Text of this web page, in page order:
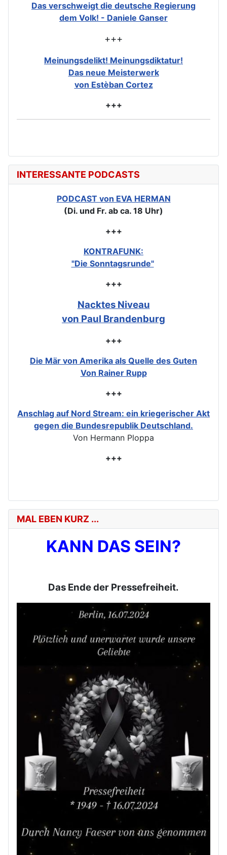
Das verschweigt die deutsche Regierung
dem Volk! - Daniele Ganser
+++
Meinungsdelikt! Meinungsdiktatur!
Das neue Meisterwerk
von Estèban Cortez
+++
INTERESSANTE PODCASTS
PODCAST von EVA HERMAN
(Di. und Fr. ab ca. 18 Uhr)
+++
KONTRAFUNK:
"Die Sonntagsrunde"
+++
Nacktes Niveau
von Paul Brandenburg
+++
Die Mär von Amerika als Quelle des Guten
Von Rainer Rupp
+++
Anschlag auf Nord Stream: ein kriegerischer Akt
gegen die Bundesrepublik Deutschland.
Von Hermann Ploppa
+++
MAL EBEN KURZ ...
KANN DAS SEIN?
Das Ende der Pressefreiheit.